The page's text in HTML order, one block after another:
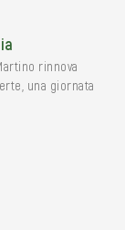
rinnova
una giornata